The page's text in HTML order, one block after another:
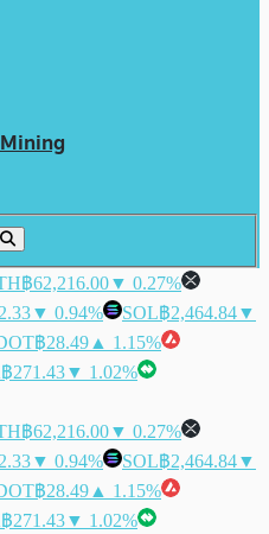
฿62,216.00▼ 0.27%
▼ 0.94% SOL฿2,464.84▼
฿28.49 ▲ 1.15%
฿271.43▼ 1.02%
฿62,216.00▼ 0.27%
▼ 0.94% SOL฿2,464.84▼
฿28.49 ▲ 1.15%
฿271.43▼ 1.02%